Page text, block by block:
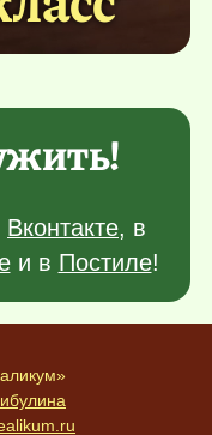
Вконтакте, в
и в Постиле!